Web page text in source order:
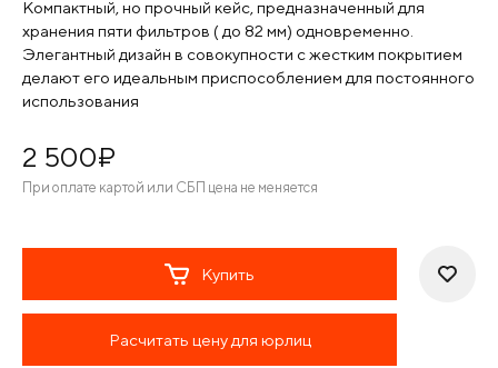
Компактный, но прочный кейс, предназначенный для
хранения пяти фильтров ( до 82 мм) одновременно.
Элегантный дизайн в совокупности с жестким покрытием
делают его идеальным приспособлением для постоянного
использования
2 500¤
При оплате картой или СБП цена не меняется
Купить
Расчитать цену для юрлиц